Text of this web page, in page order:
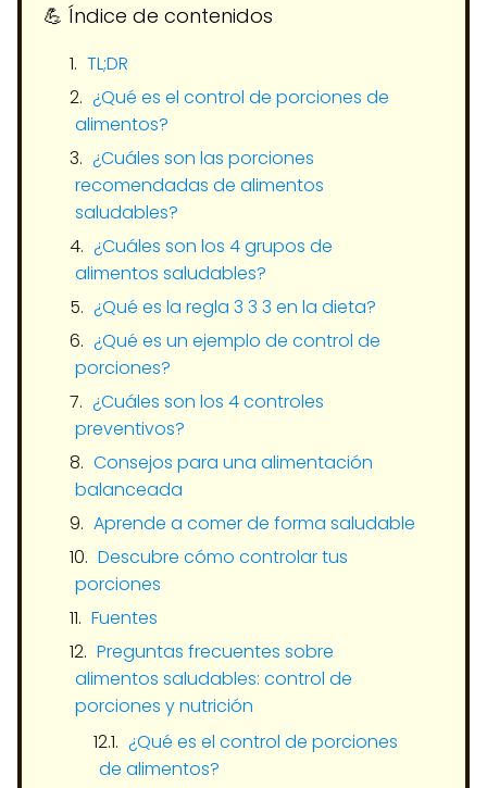
💪​ Índice de contenidos
TL;DR
¿Qué es el control de porciones de
alimentos?
¿Cuáles son las porciones
recomendadas de alimentos
saludables?
¿Cuáles son los 4 grupos de
alimentos saludables?
¿Qué es la regla 3 3 3 en la dieta?
¿Qué es un ejemplo de control de
porciones?
¿Cuáles son los 4 controles
preventivos?
Consejos para una alimentación
balanceada
Aprende a comer de forma saludable
Descubre cómo controlar tus
porciones
Fuentes
Preguntas frecuentes sobre
alimentos saludables: control de
porciones y nutrición
¿Qué es el control de porciones
de alimentos?